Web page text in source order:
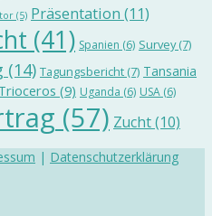
(5) Präsentation (11)
(41) Spanien (6) Survey(7)
(14) Tagungsbericht (7) Tansania
(9) Uganda (6) USA (6)
(57) Zucht(10)
| Datenschutzerklärung